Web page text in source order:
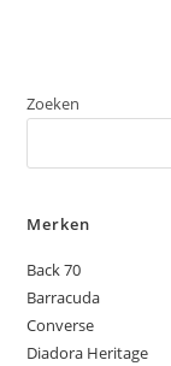
Zoeken
Merken
Back 70
Barracuda
Converse
Diadora Heritage